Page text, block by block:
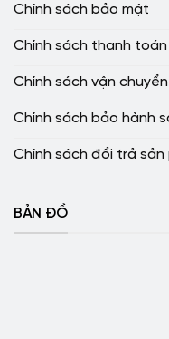
Chính sách bảo mật
Chính sách thanh toán
Chính sách vận
Chính sách bảo hành
Chính sách đổi trả sản
BẢN ĐỒ